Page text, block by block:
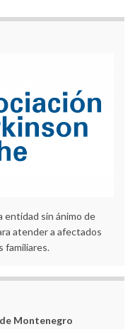
entidad sin ánimo de
atender a afectados
familiares.
Montenegro